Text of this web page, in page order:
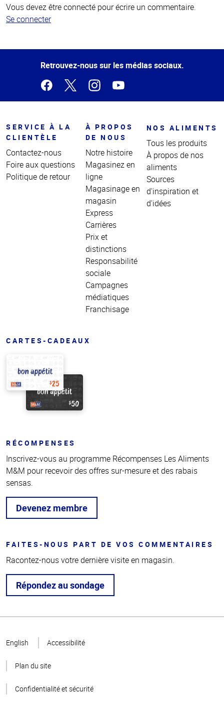
Vous devez être connecté pour écrire un commentaire.
Se connecter
de la
Retrouvez-nous sur les médias sociaux.
SERVICE À LA
CLIENTÈLE
Contactez-nous
Foire aux questions
Politique de retour
À PROPOS
DE NOUS
Notre histoire
Magasinez en
ligne
Magasinage en
magasin
Express
Carrières
Prix et
distinctions
Responsabilité
sociale
Campagnes
médiatiques
Franchisage
NOS ALIMENTS
Tous les produits
À propos de nos
aliments
Sources
d'inspiration et
d'idées
CARTES-CADEAUX
RÉCOMPENSES
Inscrivez-vous au programme Récompenses Les Aliments
M&M pour recevoir des offres sur-mesure et des rabais
sensas.
Devenez membre
FAITES-NOUS PART DE VOS COMMENTAIRES
Racontez-nous votre dernière visite en magasin.
Répondez au sondage
page
English Accessibilité
Plan du site
Confidentialité et sécurité